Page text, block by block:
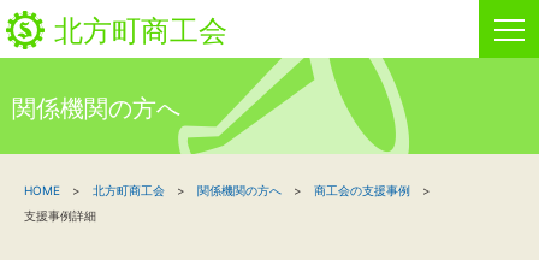
北方町商工会
新着情報
関係機関の方へ
HOME 北方町商工会 関係機関の方へ
商工会の支援事例
支援事例詳細